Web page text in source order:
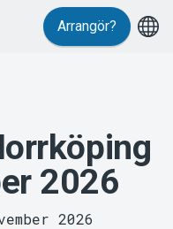
Arrangör?
2026
2026